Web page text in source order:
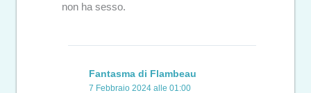
non ha sesso.
Fantasma di Flambeau
7 Febbraio 2024 alle 01:00